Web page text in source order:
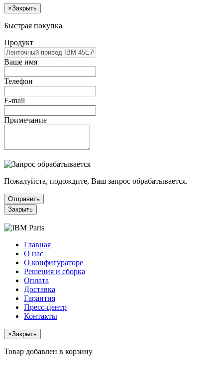
×Закрыть
Быстрая покупка
Продукт
Ваше имя
Телефон
E-mail
Примечание
Пожалуйста, подождите, Ваш запрос обрабатывается.
Отправить
Закрыть
Главная
О нас
О конфигураторе
Решения и сборка
Оплата
Доставка
Гарантия
Пресс-центр
Контакты
×Закрыть
Товар добавлен в корзину